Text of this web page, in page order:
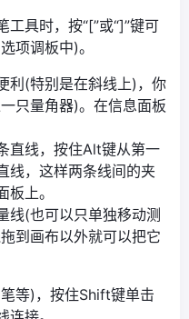
具时，按“[”或“]”键可
项调板中)。
利(特别是在斜线上)，你
只量角器)。在信息面板
直线，按住Alt键从第一
线，这样两条线间的夹
上。
线(也可以只单独移动测
到画布以外就可以把它
等)，按住Shift键单击